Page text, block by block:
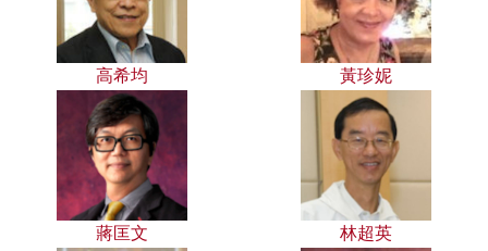
高希均 黃珍妮
蔣匡文 林超英